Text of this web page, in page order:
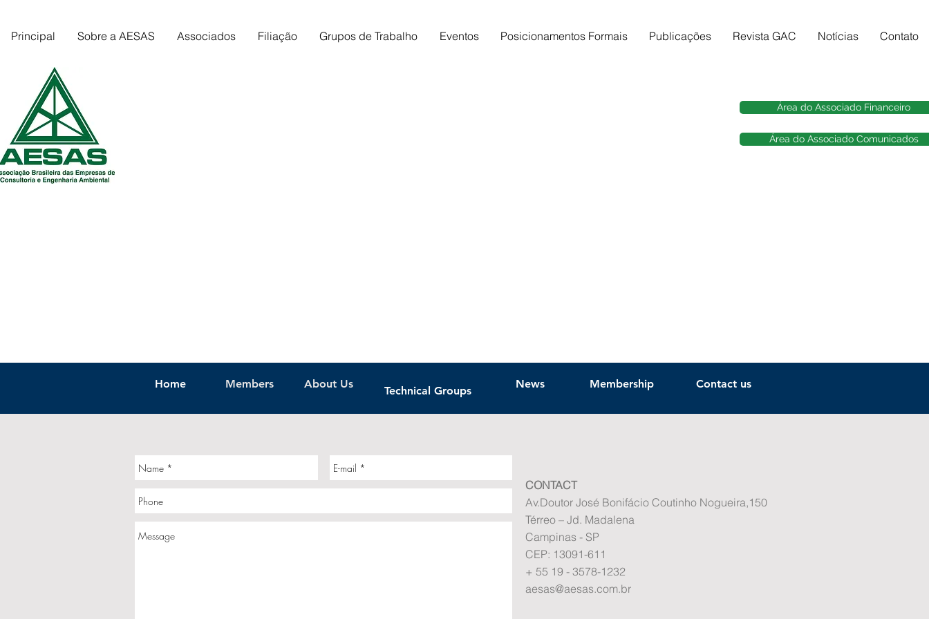
Principal Sobre a AESAS Associados Filiação Grupos de Trabalho Eventos Posicionamentos Formais Publicações Revista GAC Notícias Contato
Área do Associado Financeiro
Área do Associado Comunicados
Home Members About Us
Technical Groups
News Membership Contact us
CONTACT
Av.Doutor José Bonifácio Coutinho Nogueira,150
Térreo – Jd. Madalena
Campinas - SP
CEP: 13091-611
+ 55 19 - 3578-1232
aesas@aesas.com.br